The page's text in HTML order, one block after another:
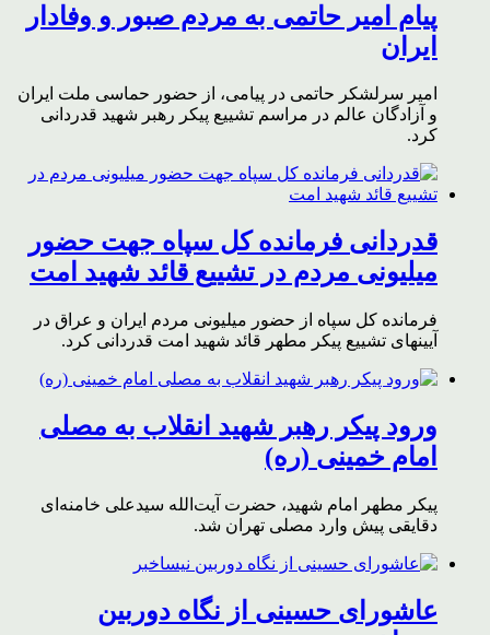
پیام امیر حاتمی به مردم صبور و وفادار
ایران
امیر سرلشکر حاتمی در پیامی، از حضور حماسی ملت ایران
و آزادگان عالم در مراسم تشییع پیکر رهبر شهید قدردانی
کرد.
قدردانی فرمانده کل سپاه جهت حضور
میلیونی مردم در تشییع قائد شهید امت
فرمانده کل سپاه از حضور میلیونی مردم ایران و عراق در
آیینهای تشییع پیکر مطهر قائد شهید امت قدردانی کرد.
ورود پیکر رهبر شهید انقلاب به مصلی
امام خمینی (ره)
پیکر مطهر امام شهید،‌ حضرت آیت‌الله سیدعلی خامنه‌ای
دقایقی پیش وارد مصلی تهران شد.
عاشورای حسینی از نگاه دوربین